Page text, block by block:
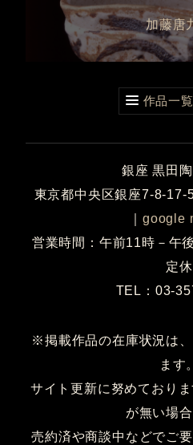
加藤唐
作品一
銀座 黒田
東京都中央区銀座7-8-
google
営業時間：午前11時－午
定休
TEL：03-
※掲載作品の在庫状況は
ます。
サイト更新に努めており
が無い場合
売約済や商談中などでご